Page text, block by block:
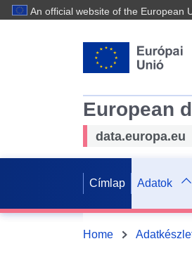
An official website of the European
European
data.europa.eu
Címlap Adatok
Home